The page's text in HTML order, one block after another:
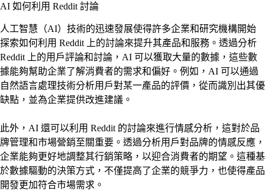
AI 如何利用 Reddit 討論
人工智慧（AI）技術的迅速發展使得許多企業和研究機構開始
探索如何利用 Reddit 上的討論來提升其產品和服務。透過分析
Reddit 上的用戶評論和討論，AI 可以獲取大量的數據，這些數
據能夠幫助企業了解消費者的需求和偏好。例如，AI 可以通過
自然語言處理技術分析用戶對某一產品的評價，從而識別出其優
缺點，並為企業提供改進建議。
此外，AI 還可以利用 Reddit 的討論來進行情感分析，這對於品
牌管理和市場營銷至關重要。透過分析用戶對品牌的情感反應，
企業能夠更好地調整其行銷策略，以迎合消費者的期望。這種基
於數據驅動的決策方式，不僅提高了企業的競爭力，也使得產品
開發更加符合市場需求。